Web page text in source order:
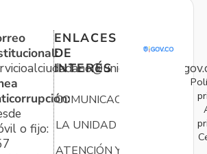
o fijo:
ENLACES
DE
INTERÉS
COMUNICACIONES
LA UNIDAD
ATENCIÓN Y